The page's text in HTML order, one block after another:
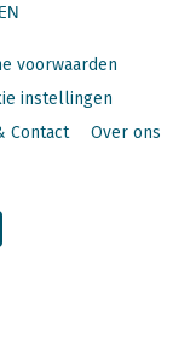
voorwaarden
instellingen
Contact Over ons